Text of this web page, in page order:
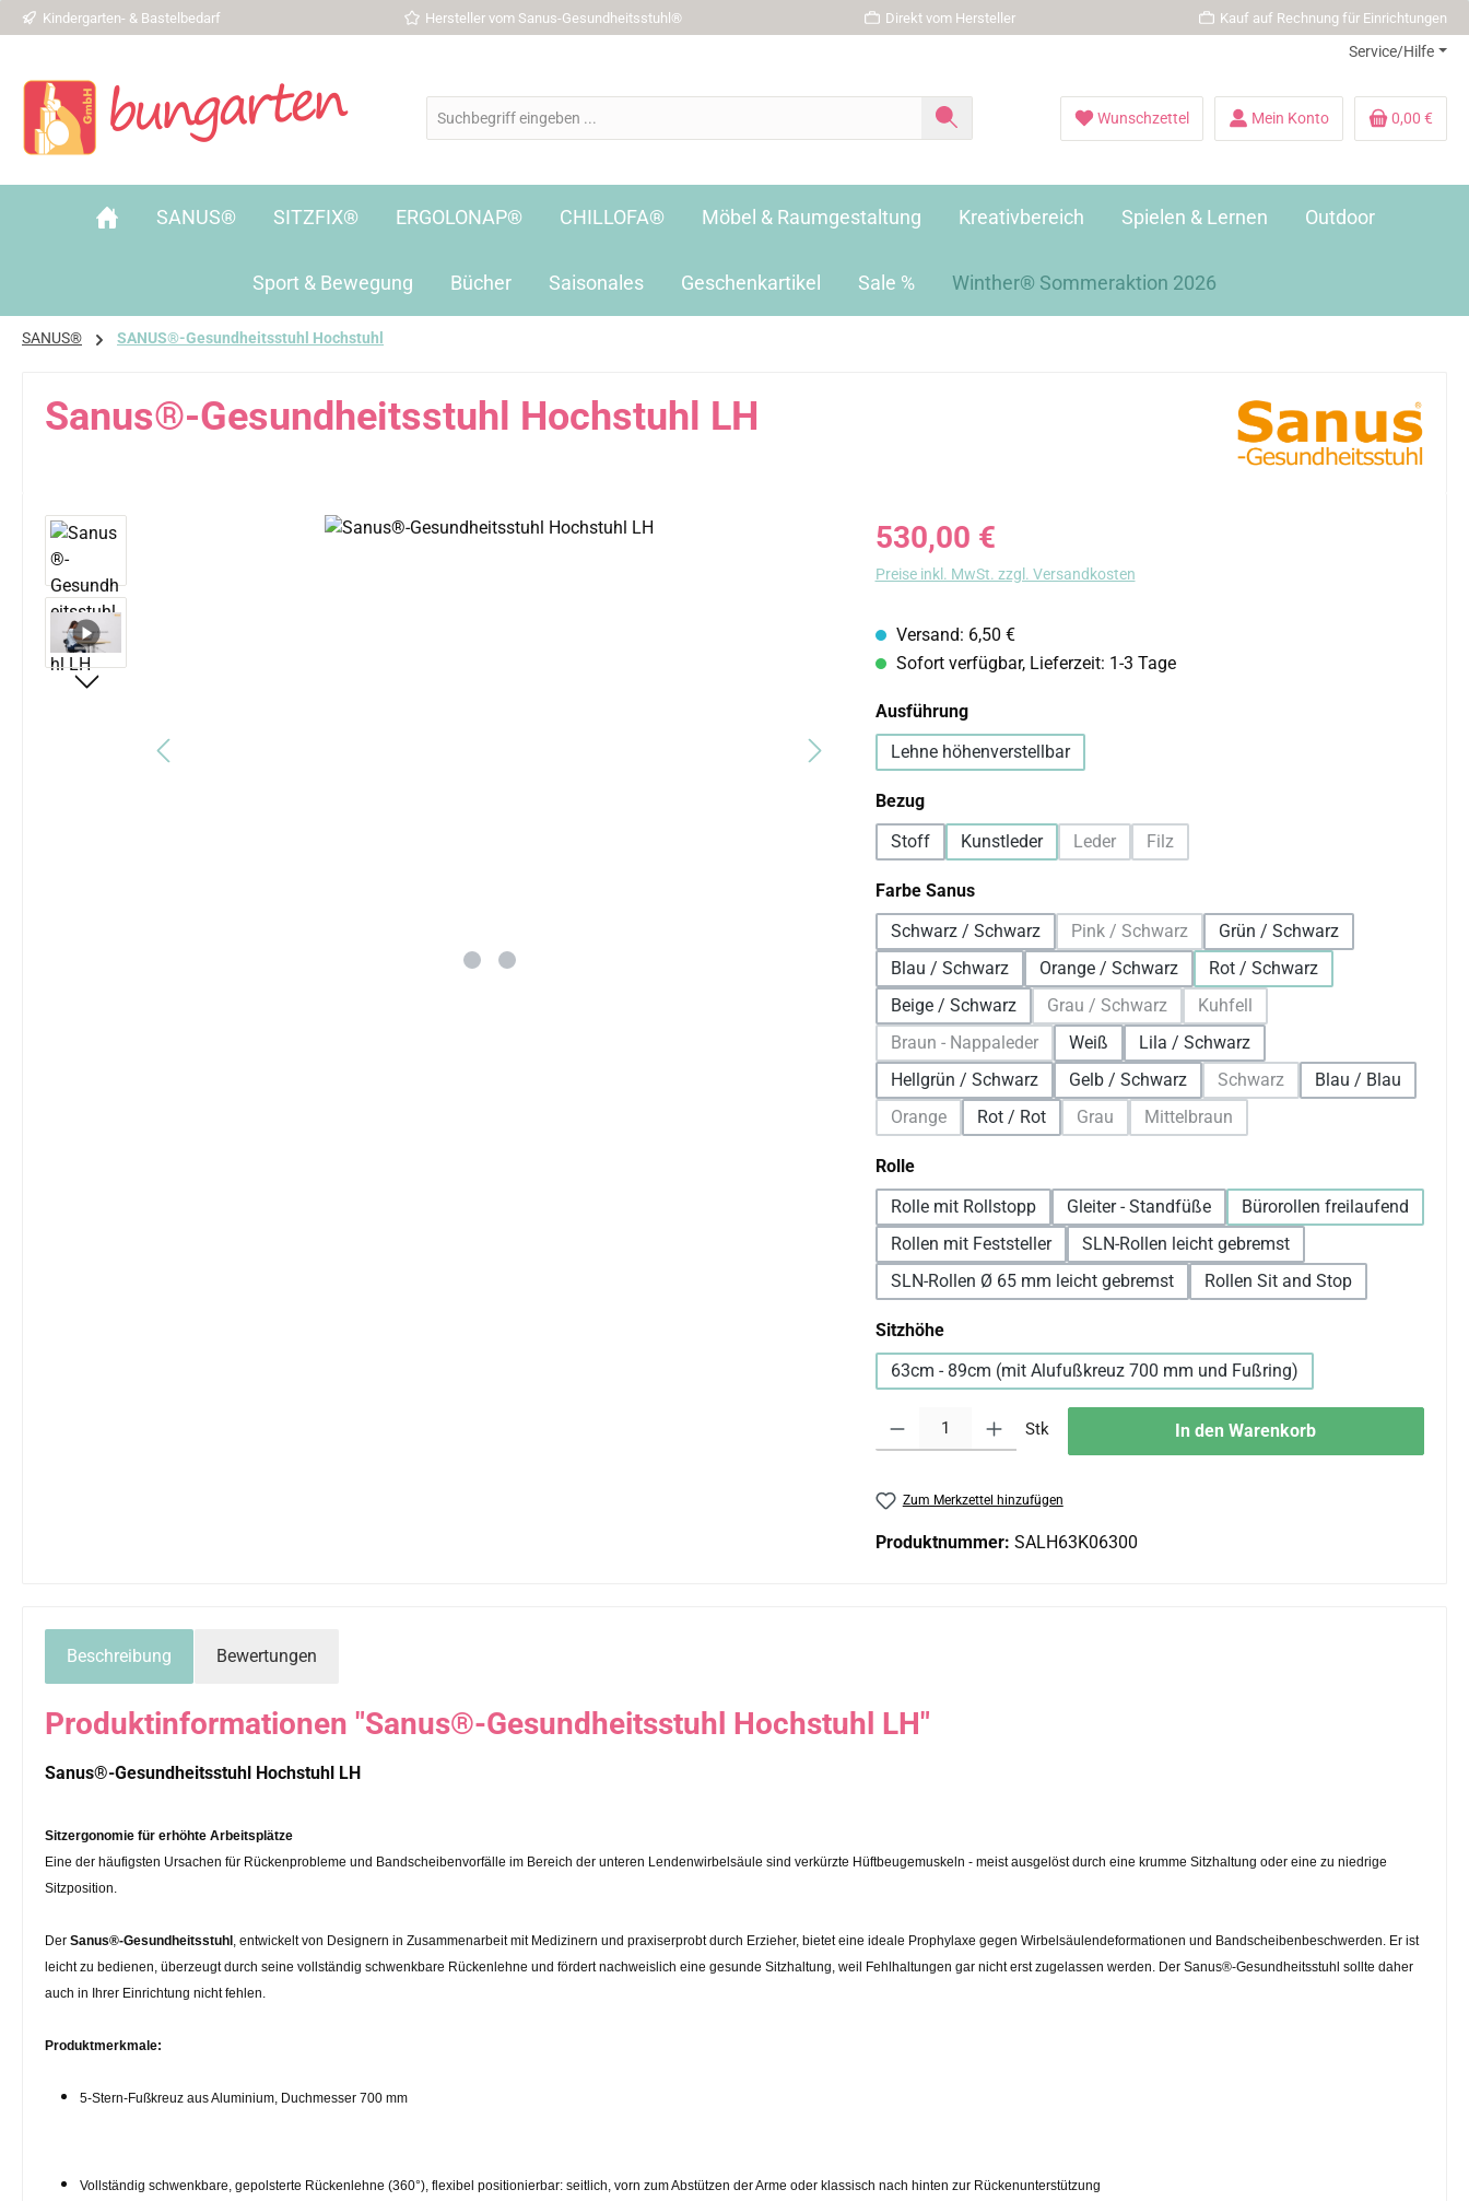
Hauptinhalt springen
Zur Suche springen
Zur Hauptnavigation springen
Kindergarten- & Bastelbedarf Hersteller vom Sanus-Gesundheitsstuhl® Direkt vom Hersteller Kauf auf Rechnung für Einrichtungen
Service/Hilfe
Wunschzettel Mein Konto 0,00 €
SANUS® SITZFIX® ERGOLONAP® CHILLOFA® Möbel & Raumgestaltung Kreativbereich Spielen & Lernen Outdoor
Sport & Bewegung Bücher Saisonales Geschenkartikel Sale % Winther® Sommeraktion 2026
SANUS® SANUS®-Gesundheitsstuhl Hochstuhl
Sanus®-Gesundheitsstuhl Hochstuhl LH
Bildergalerie überspringen Regulärer Preis:
530,00 €
Preise inkl. MwSt. zzgl. Versandkosten
Versand: 6,50 €
Sofort verfügbar, Lieferzeit: 1-3 Tage
Ausführungauswählen
Lehne höhenverstellbar
Bezugauswählen
Stoff
Kunstleder Leder
(Diese Option ist zurzeit nicht verfügbar.)
Filz
(Diese Option ist zurzeit nicht verfügbar.)
Farbe Sanusauswählen
Schwarz / Schwarz
Pink / Schwarz
(Diese Option ist zurzeit nicht verfügbar.)
Grün / Schwarz
Blau / Schwarz
Orange / Schwarz
Rot / Schwarz
Beige / Schwarz
Grau / Schwarz
(Diese Option ist zurzeit nicht verfügbar.)
Kuhfell
(Diese Option ist zurzeit nicht
Braun - Nappaleder
(Diese Option ist zurzeit nicht verfügbar.)
Weiß
Lila / Schwarz
Hellgrün / Schwarz
Gelb / Schwarz Schwarz
(Diese Option ist zurzeit nicht
Blau / Blau
Orange
(Diese Option ist zurzeit nicht verfügbar.)
Rot / Rot Grau
(Diese Option ist zurzeit nicht verfügbar.)
Mittelbraun
(Diese Option ist zurzeit nicht verfügbar.)
Rolleauswählen
Rolle mit Rollstopp
Gleiter - Standfüße
Bürorollen freilaufend
Rollen mit Feststeller
SLN-Rollen leicht gebremst
SLN-Rollen Ø 65 mm leicht gebremst
Rollen Sit and Stop
Sitzhöheauswählen
63cm - 89cm (mit Alufußkreuz 700 mm und Fußring)
Stk In den Warenkorb
Zum Merkzettel hinzufügen
Produktnummer: SALH63K06300
Beschreibung Bewertungen
Produktinformationen "Sanus®-Gesundheitsstuhl Hochstuhl LH"
Sanus®-Gesundheitsstuhl Hochstuhl LH
Sitzergonomie für erhöhte Arbeitsplätze
Eine der häufigsten Ursachen für Rückenprobleme und Bandscheibenvorfälle im Bereich der unteren Lendenwirbelsäule sind verkürzte Hüftbeugemuskeln - meist ausgelöst durch eine krumme Sitzhaltung oder eine zu niedrige
Sitzposition.
Der Sanus®-Gesundheitsstuhl , entwickelt von Designern in Zusammenarbeit mit Medizinern und praxiserprobt durch Erzieher, bietet eine ideale Prophylaxe gegen Wirbelsäulendeformationen und Bandscheibenbeschwerden. Er ist
leicht zu bedienen, überzeugt durch seine vollständig schwenkbare Rückenlehne und fördert nachweislich eine gesunde Sitzhaltung, weil Fehlhaltungen gar nicht erst zugelassen werden. Der Sanus®-Gesundheitsstuhl sollte daher
auch in Ihrer Einrichtung nicht fehlen.
Produktmerkmale:
5-Stern-Fußkreuz aus Aluminium, Duchmesser 700 mm
Vollständig schwenkbare, gepolsterte Rückenlehne (360°), flexibel positionierbar: seitlich, vorn zum Abstützen der Arme oder klassisch nach hinten zur Rückenunterstützung